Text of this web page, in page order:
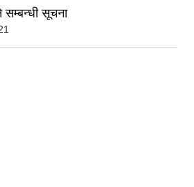
सम्बन्धी सूचना